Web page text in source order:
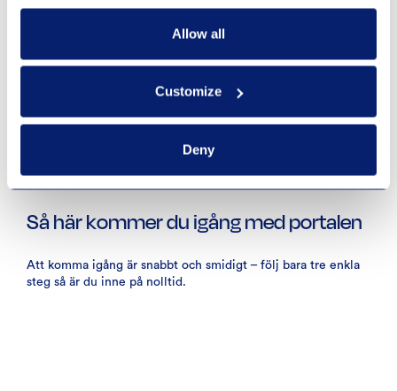
Allow all
Customize
Deny
Så här kommer du igång med portalen
Att komma igång är snabbt och smidigt – följ bara tre enkla
steg så är du inne på nolltid.